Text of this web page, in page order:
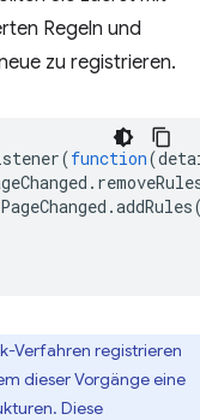
Regeln und
zu registrieren.
(function(
.
.addRules
Verfahren registrieren
dieser Vorgänge eine
Diese